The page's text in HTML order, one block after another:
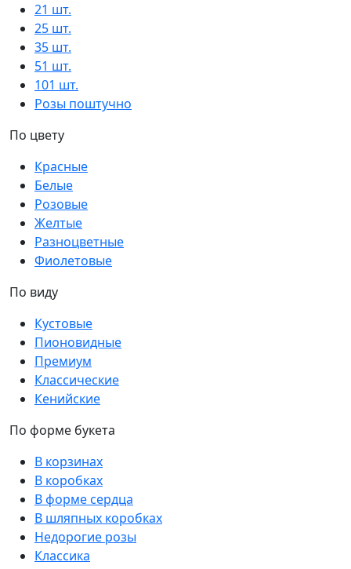
21 шт.
25 шт.
35 шт.
51 шт.
101 шт.
Розы поштучно
По цвету
Красные
Белые
Розовые
Желтые
Разноцветные
Фиолетовые
По виду
Кустовые
Пионовидные
Премиум
Классические
Кенийские
По форме букета
В корзинах
В коробках
В форме сердца
В шляпных коробках
Недорогие розы
Классика